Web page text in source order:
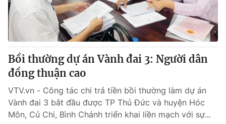
Bồi thường dự án Vành đai 3: Người dân
đồng thuận cao
VTV.vn - Công tác chi trả tiền bồi thường làm dự án
Vành đai 3 bắt đầu được TP Thủ Đức và huyện Hóc
Môn, Củ Chi, Bình Chánh triển khai liền mạch với sự...